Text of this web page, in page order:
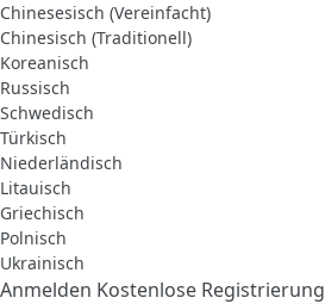
Chinesesisch (Vereinfacht)
Chinesisch (Traditionell)
Koreanisch
Russisch
Schwedisch
Türkisch
Niederländisch
Litauisch
Griechisch
Polnisch
Ukrainisch
Anmelden Kostenlose Registrierung